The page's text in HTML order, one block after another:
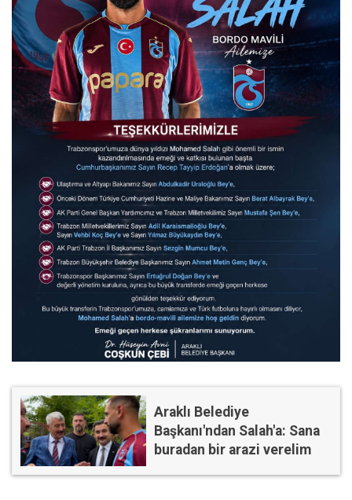
Araklı Belediye
Başkanı'ndan Salah'a: Sana
buradan bir arazi verelim